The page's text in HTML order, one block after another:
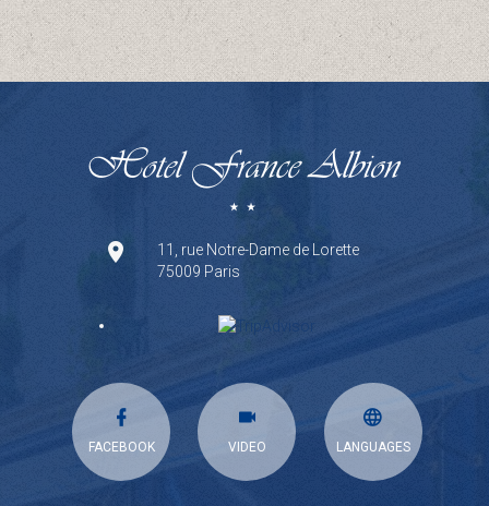
11, rue Notre-Dame de Lorette
75009 Paris
FACEBOOK VIDEO LANGUAGES